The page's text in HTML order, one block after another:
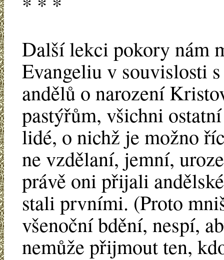
Další lekci pokory nám
Evangeliu v souvislosti
andělů o narození
pastýřům, všichni
lidé, o nichž je možno
ne vzdělaní, jemní,
právě oni přijali
stali prvními. (Proto
všenoční bdění, nespí,
nemůže přijmout ten,